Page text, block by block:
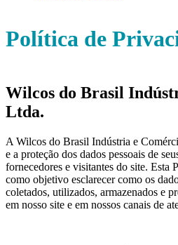
Política de
Wilcos do Brasil
Ltda.
A Wilcos do Brasil Indústria e
e a proteção dos dados pessoais de
fornecedores e visitantes do site. Esta
como objetivo esclarecer como os
coletados, utilizados, armazenados e
em nosso site e em nossos canais de